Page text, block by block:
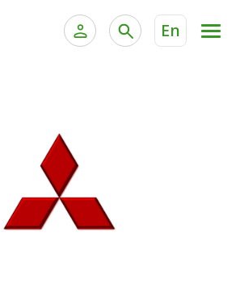
En
الخدمات المصرفية الإلكترونية للشركات
خدمة "بيتك" للتداول الإلكتروني